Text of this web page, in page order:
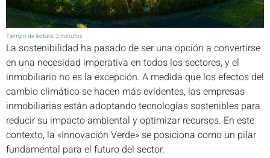
Tiempo de lectura:3 minutos
La sostenibilidad ha pasado de ser una opción a convertirse
en una necesidad imperativa en todos los sectores, y el
inmobiliario no es la excepción. A medida que los efectos del
cambio climático se hacen más evidentes, las empresas
inmobiliarias están adoptando tecnologías sostenibles para
reducir su impacto ambiental y optimizar recursos. En este
contexto, la «Innovación Verde» se posiciona como un pilar
fundamental para el futuro del sector.